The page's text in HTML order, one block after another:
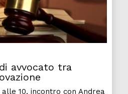
avvocato tra
10, incontro con Andrea